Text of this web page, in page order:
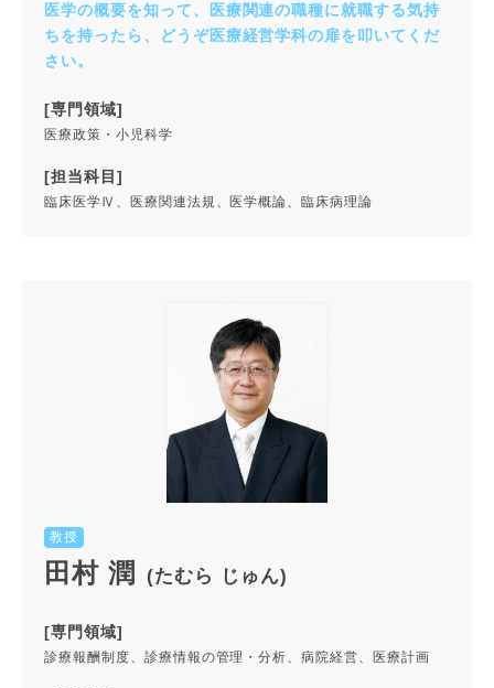
医学の概要を知って、医療関連の職種に就職する気持
ちを持ったら、どうぞ医療経営学科の扉を叩いてくだ
さい。
[専門領域]
医療政策・小児科学
[担当科目]
臨床医学Ⅳ、医療関連法規、医学概論、臨床病理論
教授
田村 潤 (たむら じゅん)
[専門領域]
診療報酬制度、診療情報の管理・分析、病院経営、医療計画